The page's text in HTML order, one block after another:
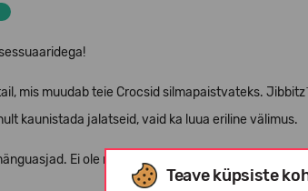
Teave küpsiste
mis muudab teie Crocsid silmapaistvateks.
kaunistada jalatseid, vaid ka luua eriline välimus.
Ei ole mõeldud alla 3-aastastele lastele.